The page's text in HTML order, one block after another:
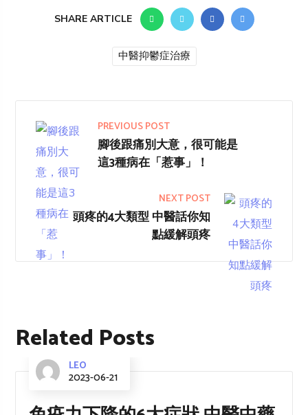
SHARE ARTICLE
中醫抑鬱症治療
PREVIOUS POST
腳後跟痛別大意，很可能是
這3種病在「惹事」！
NEXT POST
頭疼的4大類型 中醫話你知
點緩解頭疼
Related Posts
LEO
2023-06-21